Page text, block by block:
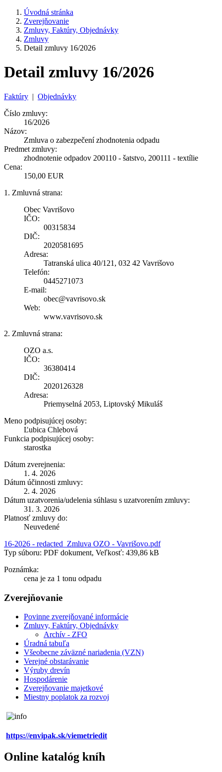
Úvodná stránka
Zverejňovanie
Zmluvy, Faktúry, Objednávky
Zmluvy
Detail zmluvy 16/2026
Detail zmluvy 16/2026
Faktúry | Objednávky
Číslo zmluvy:
16/2026
Názov:
Zmluva o zabezpečení zhodnotenia odpadu
Predmet zmluvy:
zhodnotenie odpadov 200110 - šatstvo, 200111 - textílie
Cena:
150,00 EUR
1. Zmluvná strana:
Obec Vavrišovo
IČO:
00315834
DIČ:
2020581695
Adresa:
Tatranská ulica 40/121, 032 42 Vavrišovo
Telefón:
0445271073
E-mail:
obec@vavrisovo.sk
Web:
www.vavrisovo.sk
2. Zmluvná strana:
OZO a.s.
IČO:
36380414
DIČ:
2020126328
Adresa:
Priemyselná 2053, Liptovský Mikuláš
Meno podpisujúcej osoby:
Ľubica Chlebová
Funkcia podpisujúcej osoby:
starostka
Dátum zverejnenia:
1. 4. 2026
Dátum účinnosti zmluvy:
2. 4. 2026
Dátum uzatvorenia/udelenia súhlasu s uzatvorením zmluvy:
31. 3. 2026
Platnosť zmluvy do:
Neuvedené
16-2026 - redacted_Zmluva OZO - Vavrišovo.pdf
Typ súboru: PDF dokument, Veľkosť: 439,86 kB
Poznámka:
cena je za 1 tonu odpadu
Zverejňovanie
Povinne zverejňované informácie
Zmluvy, Faktúry, Objednávky
Archív - ZFO
Úradná tabuľa
Všeobecne záväzné nariadenia (VZN)
Verejné obstarávanie
Výruby drevín
Hospodárenie
Zverejňovanie majetkové
Miestny poplatok za rozvoj
https://envipak.sk/viemetriedit
Online katalóg kníh